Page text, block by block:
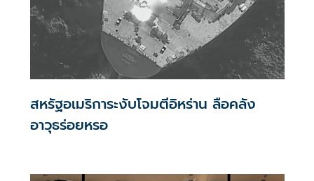
สหรัฐอเมริการะงับโจมตีอิหร่าน ลือคลัง
อาวุธร่อยหรอ